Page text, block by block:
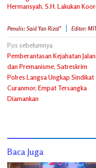
Hermansyah, S.H. Lakukan
Penulis: Said Yan Rizal" Editor:
Navigasi
pos
Pos sebelumnya
Pemberantasan Kejahatan
dan Premanisme, Satreskrim
Polres Langsa Ungkap Sindikat
Curanmor, Empat Tersangka
Diamankan
Baca Juga